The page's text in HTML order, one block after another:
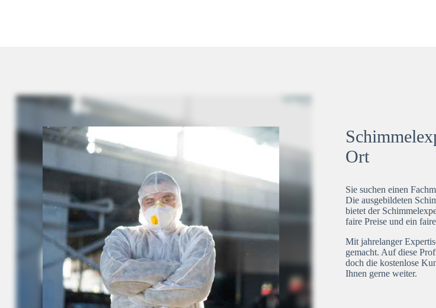
Ort
Sie suchen einen
Die ausgebildeten
bietet der
faire Preise und ein
Mit jahrelanger
gemacht. Auf diese
doch die kostenlose
Ihnen gerne weiter.